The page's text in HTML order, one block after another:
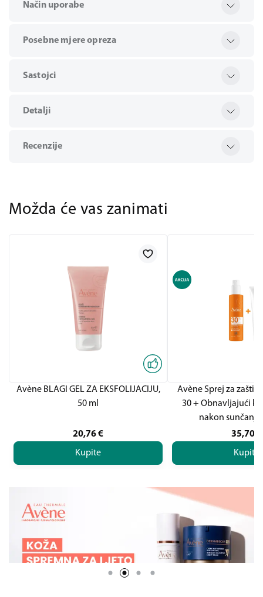
Način uporabe
Posebne mjere opreza
Sastojci
Detalji
Recenzije
Možda će vas zanimati
Avène BLAGI GEL ZA EKSFOLIJACIJU,
50 ml
20,76€
Kupite
Avène Sprej za
30 + Obnavljajući
nakon sunčanja
35,70
Kupite